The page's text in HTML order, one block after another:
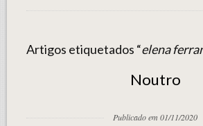
Artigos etiquetados “elena
Noutro
Publicado em 01/11/2020